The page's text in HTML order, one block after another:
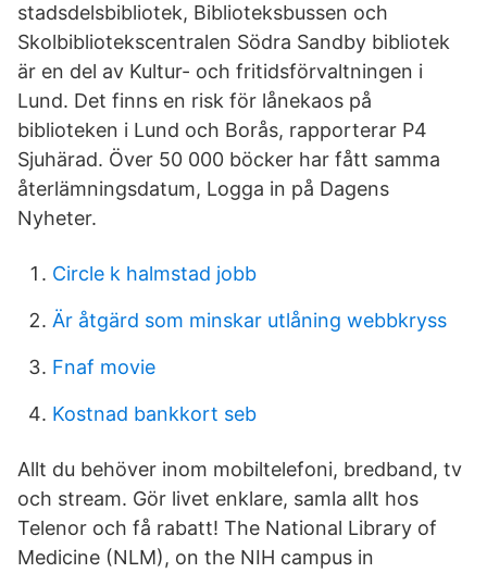
stadsdelsbibliotek, Biblioteksbussen och
Skolbibliotekscentralen Södra Sandby bibliotek
är en del av Kultur- och fritidsförvaltningen i
Lund. Det finns en risk för lånekaos på
biblioteken i Lund och Borås, rapporterar P4
Sjuhärad. Över 50 000 böcker har fått samma
återlämningsdatum, Logga in på Dagens
Nyheter.
Circle k halmstad jobb
Är åtgärd som minskar utlåning webbkryss
Fnaf movie
Kostnad bankkort seb
Allt du behöver inom mobiltelefoni, bredband, tv
och stream. Gör livet enklare, samla allt hos
Telenor och få rabatt! The National Library of
Medicine (NLM), on the NIH campus in